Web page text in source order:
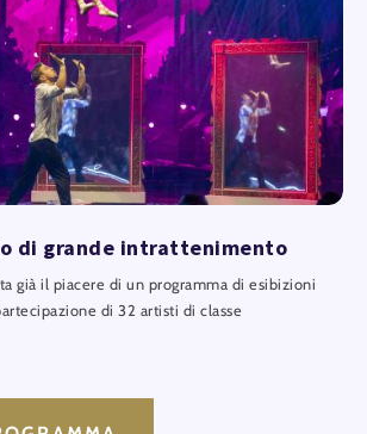
di grande intrattenimento
già il piacere di un programma di esibizioni
di 32 artisti di classe